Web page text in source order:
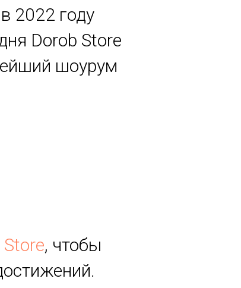
2022 году
Dorob Store
шоурум
Store, чтобы